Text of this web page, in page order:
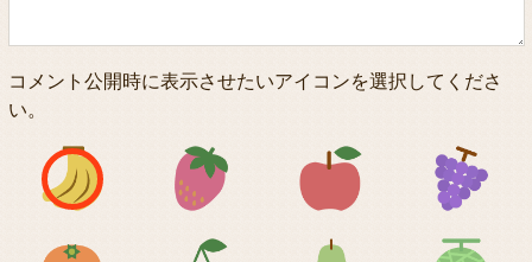
コメント公開時に表示させたいアイコンを選択してくださ
い。
アイコン1 アイコン2 アイコン3
アイコン5 アイコン6 アイコン7